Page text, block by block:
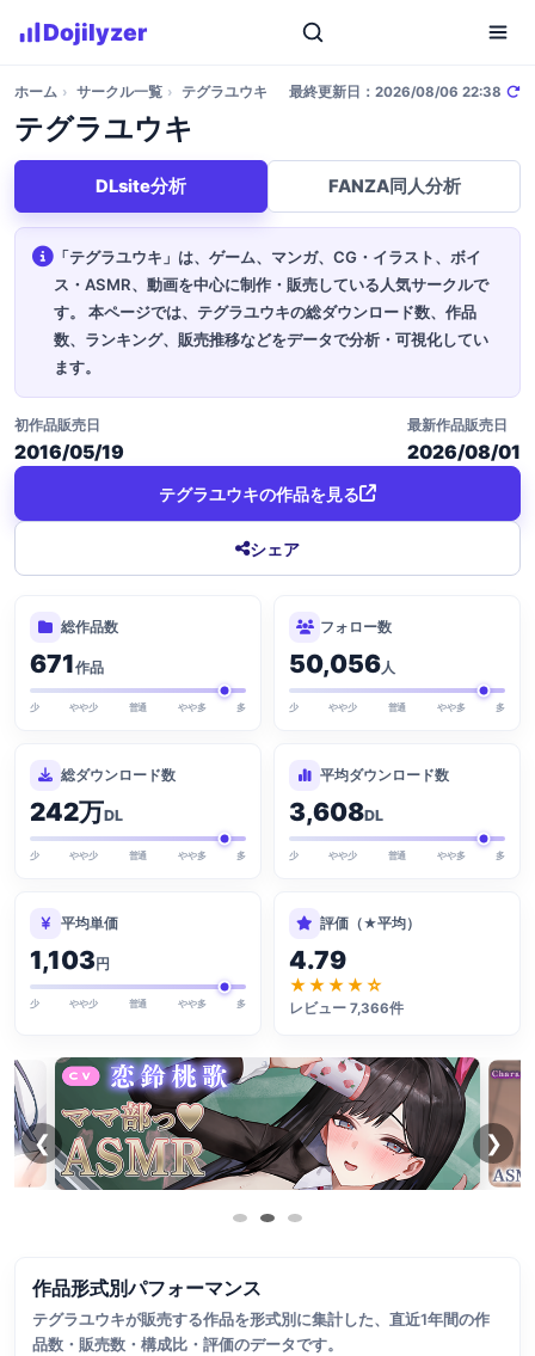
Dojilyzer
ホーム › サークル一覧 › テグラユウキ 最終更新日：2026/08/06 22:38
テグラユウキ
DLsite分析 FANZA同人分析
「テグラユウキ」は、ゲーム、マンガ、CG・イラスト、ボイ
ス・ASMR、動画を中心に制作・販売している人気サークルで
す。
本ページでは、テグラユウキの総ダウンロード数、作品
数、ランキング、販売推移などをデータで分析・可視化してい
ます。
初作品販売日
2016/05/19
最新作品販売日
2026/08/01
シェア
テグラユウキの作品を見る
総作品数
671作品
少 やや少 普通 やや多 多
フォロー数
50,056人
少 やや少 普通 やや多 多
総ダウンロード数
242万DL
少 やや少 普通 やや多 多
平均ダウンロード数
3,608DL
少 やや少 普通 やや多 多
平均単価
1,103円
少 やや少 普通 やや多 多
評価（★平均）
4.79
★★★★☆
レビュー 7,366件
❮ ❯
作品形式別パフォーマンス
テグラユウキが販売する作品を形式別に集計した、直近1年間の作
品数・販売数・構成比・評価のデータです。